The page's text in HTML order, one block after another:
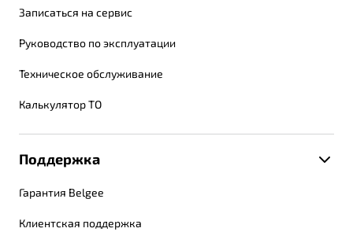
Записаться на сервис
Руководство по эксплуатации
Техническое обслуживание
Калькулятор ТО
Поддержка
Гарантия Belgee
Клиентская поддержка